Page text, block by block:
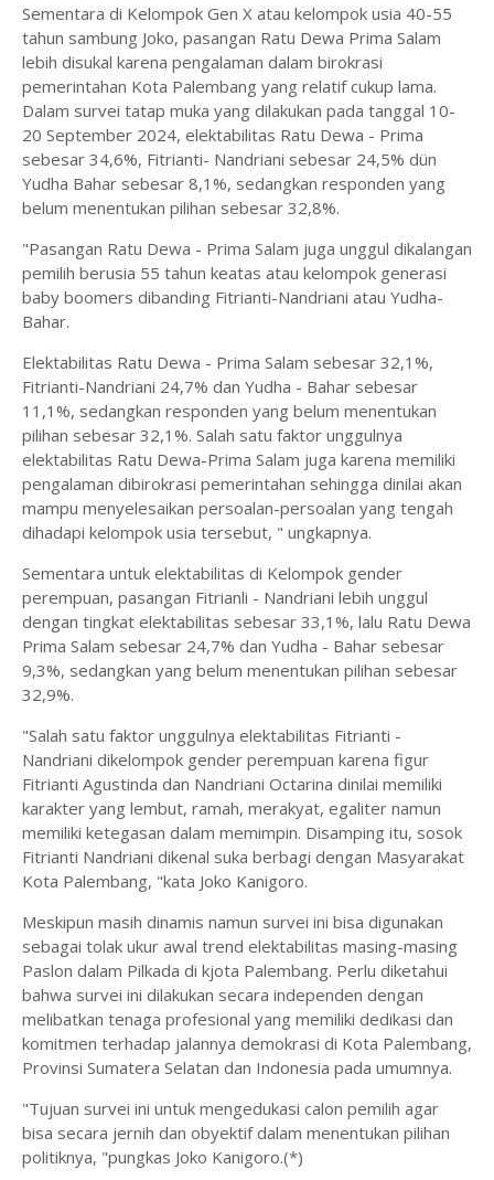
Sementara di Kelompok Gen X atau kelompok usia 40-55
tahun sambung Joko, pasangan Ratu Dewa Prima Salam
lebih disukal karena pengalaman dalam birokrasi
pemerintahan Kota Palembang yang relatif cukup lama.
Dalam survei tatap muka yang dilakukan pada tanggal 10-
20 September 2024, elektabilitas Ratu Dewa - Prima
sebesar 34,6%, Fitrianti- Nandriani sebesar 24,5% dün
Yudha Bahar sebesar 8,1%, sedangkan responden yang
belum menentukan pilihan sebesar 32,8%.
"Pasangan Ratu Dewa - Prima Salam juga unggul dikalangan
pemilih berusia 55 tahun keatas atau kelompok generasi
baby boomers dibanding Fitrianti-Nandriani atau Yudha-
Bahar.
Elektabilitas Ratu Dewa - Prima Salam sebesar 32,1%,
Fitrianti-Nandriani 24,7% dan Yudha - Bahar sebesar
11,1%, sedangkan responden yang belum menentukan
pilihan sebesar 32,1%. Salah satu faktor unggulnya
elektabilitas Ratu Dewa-Prima Salam juga karena memiliki
pengalaman dibirokrasi pemerintahan sehingga dinilai akan
mampu menyelesaikan persoalan-persoalan yang tengah
dihadapi kelompok usia tersebut, " ungkapnya.
Sementara untuk elektabilitas di Kelompok gender
perempuan, pasangan Fitrianli - Nandriani lebih unggul
dengan tingkat elektabilitas sebesar 33,1%, lalu Ratu Dewa
Prima Salam sebesar 24,7% dan Yudha - Bahar sebesar
9,3%, sedangkan yang belum menentukan pilihan sebesar
32,9%.
"Salah satu faktor unggulnya elektabilitas Fitrianti -
Nandriani dikelompok gender perempuan karena figur
Fitrianti Agustinda dan Nandriani Octarina dinilai memiliki
karakter yang lembut, ramah, merakyat, egaliter namun
memiliki ketegasan dalam memimpin. Disamping itu, sosok
Fitrianti Nandriani dikenal suka berbagi dengan Masyarakat
Kota Palembang, "kata Joko Kanigoro.
Meskipun masih dinamis namun survei ini bisa digunakan
sebagai tolak ukur awal trend elektabilitas masing-masing
Paslon dalam Pilkada di kjota Palembang. Perlu diketahui
bahwa survei ini dilakukan secara independen dengan
melibatkan tenaga profesional yang memiliki dedikasi dan
komitmen terhadap jalannya demokrasi di Kota Palembang,
Provinsi Sumatera Selatan dan Indonesia pada umumnya.
"Tujuan survei ini untuk mengedukasi calon pemilih agar
bisa secara jernih dan obyektif dalam menentukan pilihan
politiknya, "pungkas Joko Kanigoro.(*)